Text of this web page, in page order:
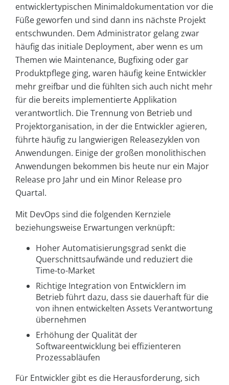
entwicklertypischen Minimaldokumentation vor die
Füße geworfen und sind dann ins nächste Projekt
entschwunden. Dem Administrator gelang zwar
häufig das initiale Deployment, aber wenn es um
Themen wie Maintenance, Bugfixing oder gar
Produktpflege ging, waren häufig keine Entwickler
mehr greifbar und die fühlten sich auch nicht mehr
für die bereits implementierte Applikation
verantwortlich. Die Trennung von Betrieb und
Projektorganisation, in der die Entwickler agieren,
führte häufig zu langwierigen Releasezyklen von
Anwendungen. Einige der großen monolithischen
Anwendungen bekommen bis heute nur ein Major
Release pro Jahr und ein Minor Release pro
Quartal.
Mit DevOps sind die folgenden Kernziele
beziehungsweise Erwartungen verknüpft:
Hoher Automatisierungsgrad senkt die
Querschnittsaufwände und reduziert die
Time-to-Market
Richtige Integration von Entwicklern im
Betrieb führt dazu, dass sie dauerhaft für die
von ihnen entwickelten Assets Verantwortung
übernehmen
Erhöhung der Qualität der
Softwareentwicklung bei effizienteren
Prozessabläufen
Für Entwickler gibt es die Herausforderung, sich